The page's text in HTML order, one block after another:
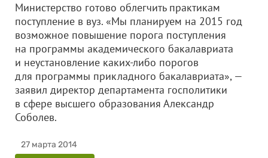
Министерство готово облегчить практикам
поступление в вуз. «Мы планируем на 2015 год
возможное повышение порога поступления
на программы академического бакалавриата
и неустановление каких-либо порогов
для программы прикладного бакалавриата», —
заявил директор департамента госполитики
в сфере высшего образования Александр
Соболев.
27 марта 2014